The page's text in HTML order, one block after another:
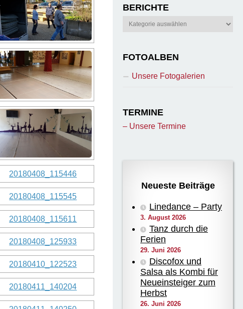
BERICHTE
Berichte
FOTOALBEN
Unsere Fotogalerien
TERMINE
– Unsere Termine
Neueste Beiträge
Linedance – Party
3. August 2026
Tanz durch die
Ferien
29. Juni 2026
Discofox und
Salsa als Kombi für
Neueinsteiger zum
Herbst
26. Juni 2026